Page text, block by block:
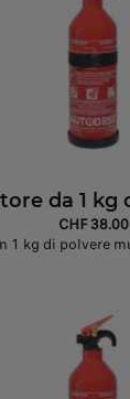
da 1 kg
CHF 38.00
1 kg di polvere